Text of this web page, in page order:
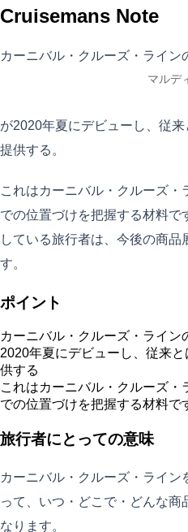
Cruisemans Note
カーニバル・クルーズ・ライン
マルデ
が2020年夏にデビューし、従
提供する。
これはカーニバル・クルーズ
での位置づけを把握する材料で
している旅行者は、今後の商品
す。
ポイント
カーニバル・クルーズ・ライ
2020年夏にデビューし、従来
供する
これはカーニバル・クルーズ
での位置づけを把握する材料で
旅行者にとっての意味
カーニバル・クルーズ・ライン
って、いつ・どこで・どんな商
なります。